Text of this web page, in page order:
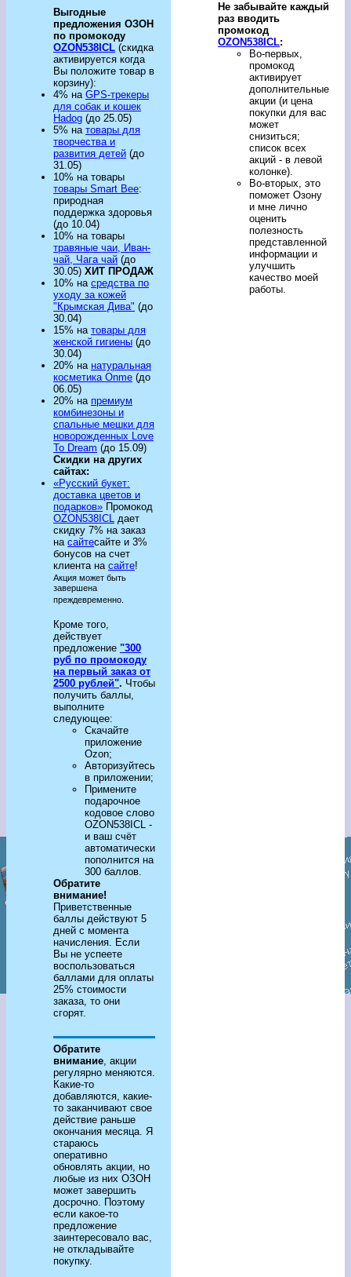
Выгодные
предложения ОЗОН
по промокоду
OZON538ICL (скидка
активируется когда
Вы положите товар в
корзину):
4% на GPS-трекеры
для собак и кошек
Hadog (до 25.05)
5% на товары для
творчества и
развития детей (до
31.05)
10% на товары
товары Smart Bee:
природная
поддержка здоровья
(до 10.04)
10% на товары
травяные чаи, Иван-
чай, Чага чай (до
30.05) ХИТ ПРОДАЖ
10% на средства по
уходу за кожей
"Крымская Дива" (до
30.04)
15% на товары для
женской гигиены (до
30.04)
20% на натуральная
косметика Onme (до
06.05)
20% на премиум
комбинезоны и
спальные мешки для
новорожденных Love
To Dream (до 15.09)
Скидки на других
сайтах:
«Русский букет:
доставка цветов и
подарков» Промокод
OZON538ICL дает
скидку 7% на заказ
на сайтесайте и 3%
бонусов на счет
клиента на сайте!
Акция может быть
завершена
преждевременно.
Кроме того,
действует
предложение "300
руб по промокоду
на первый заказ от
2500 рублей". Чтобы
получить баллы,
выполните
следующее:
Скачайте
приложение
Ozon;
Авторизуйтесь
в приложении;
Примените
подарочное
кодовое слово
OZON538ICL -
и ваш счёт
автоматически
пополнится на
300 баллов.
Обратите
внимание!
Приветственные
баллы действуют 5
дней с момента
начисления. Если
Вы не успеете
воспользоваться
баллами для оплаты
25% стоимости
заказа, то они
сгорят.
Обратите
внимание, акции
регулярно меняются.
Какие-то
добавляются, какие-
то заканчивают свое
действие раньше
окончания месяца. Я
стараюсь
оперативно
обновлять акции, но
любые из них ОЗОН
может завершить
досрочно. Поэтому
если какое-то
предложение
заинтересовало вас,
не откладывайте
покупку.
Не забывайте каждый
раз вводить
промокод
OZON538ICL:
Во-первых,
промокод
активирует
дополнительные
акции (и цена
покупки для вас
может
снизиться;
список всех
акций - в левой
колонке).
Во-вторых, это
поможет Озону
и мне лично
оценить
полезность
представленной
информации и
улучшить
качество моей
работы.